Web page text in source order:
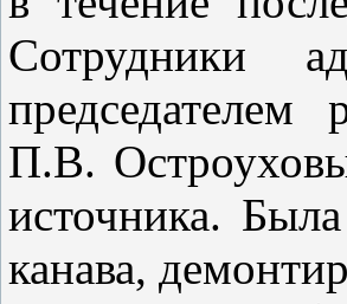
Сотрудники
председателем
П.В.
источника.
канава,